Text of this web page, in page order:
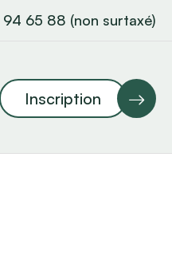
65 88 (non surtaxé)
Inscription